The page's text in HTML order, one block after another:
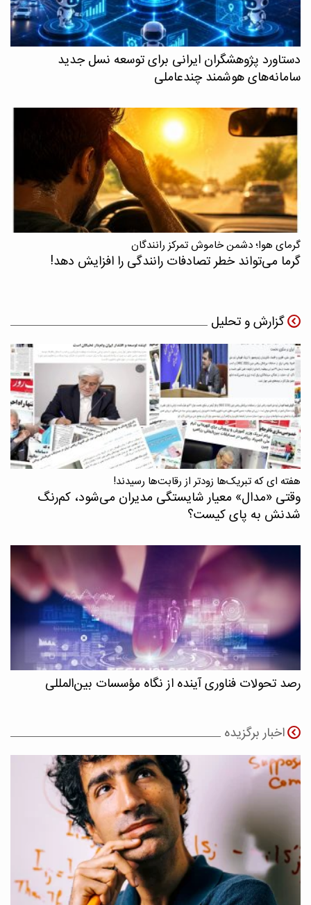
دستاورد پژوهشگران ایرانی برای توسعه نسل جدید
سامانه‌های هوشمند چندعاملی
گرمای هوا؛ دشمن خاموش تمرکز رانندگان
گرما می‌تواند خطر تصادفات رانندگی را افزایش دهد!
گزارش و تحلیل
هفته ای که تبریک‌ها زودتر از رقابت‌ها رسیدند!
وقتی «مدال‌» معیار شایستگی مدیران می‌شود، کم‌رنگ
شدنش به پای کیست؟
رصد تحولات فناوری آینده از نگاه مؤسسات بین‌المللی
اخبار برگزیده